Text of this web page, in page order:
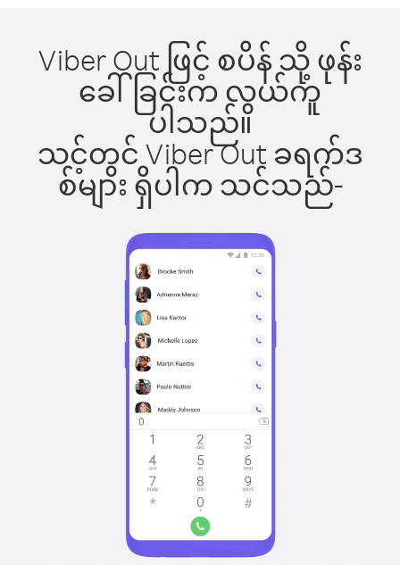
Viber Out ဖြင့် စပိန် သို့ ဖုန်း
ခေါ်ခြင်းက လွယ်ကူ
ပါသည်။
သင့်တွင် Viber Out ခရက်ဒ
စ်များ ရှိပါက သင်သည်-